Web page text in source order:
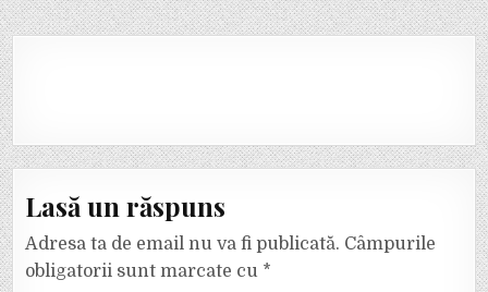
Lasă un răspuns
Adresa ta de email nu va fi publicată. Câmpurile
obligatorii sunt marcate cu *